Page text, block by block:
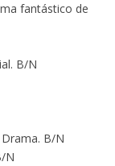
fantástico de
B/N
B/N
N